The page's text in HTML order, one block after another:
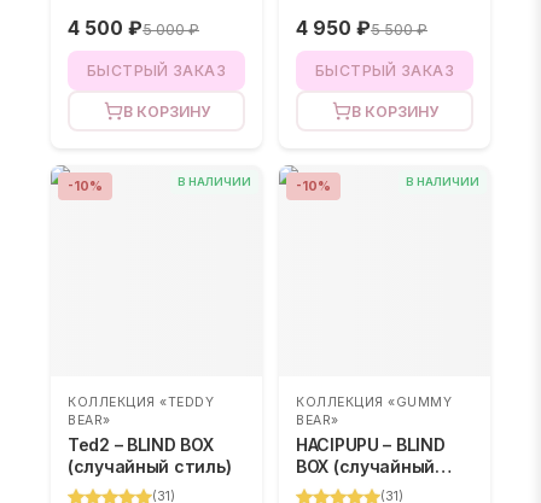
4 500 ₽5 000 ₽
БЫСТРЫЙ ЗАКАЗ
В КОРЗИНУ
4 950 ₽5 500 ₽
БЫСТРЫЙ ЗАКАЗ
В КОРЗИНУ
В НАЛИЧИИ
-10%
КОЛЛЕКЦИЯ «TEDDY
BEAR»
Ted2 – BLIND BOX
(случайный стиль)
(31 )
В НАЛИЧИИ
-10%
КОЛЛЕКЦИЯ «GUMMY
BEAR»
HACIPUPU – BLIND
BOX (случайный
цвет)
(31 )